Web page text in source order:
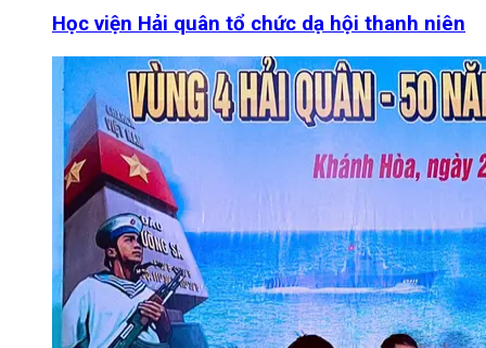
Học viện Hải quân tổ chức dạ hội thanh niên